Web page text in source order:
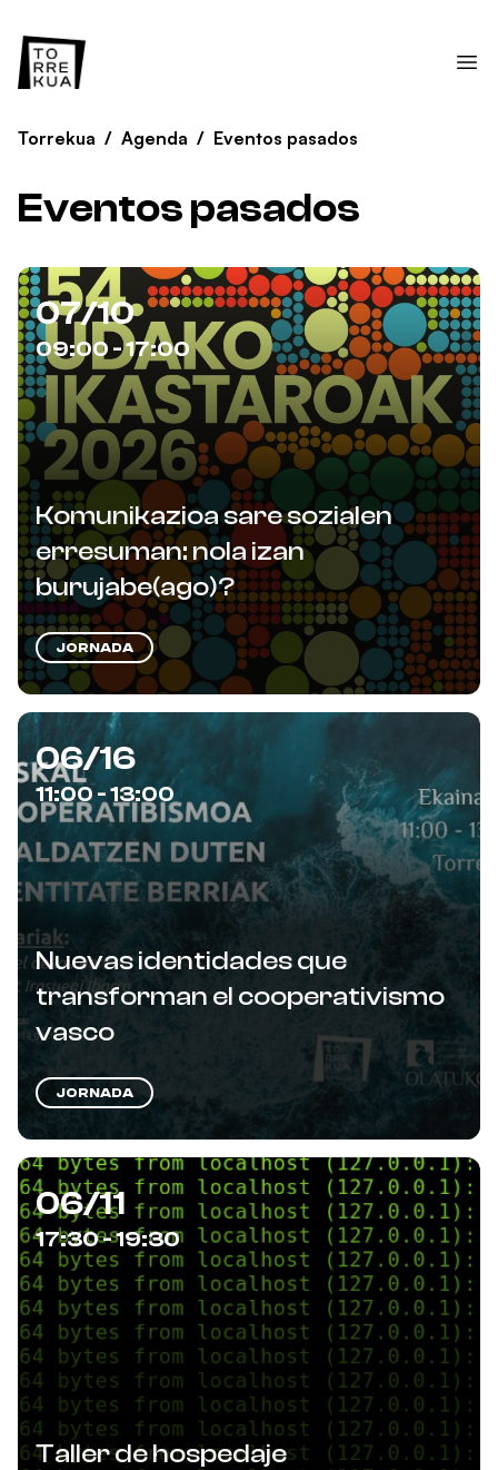
Torrekua / Agenda / Eventos pasados
Eventos pasados
07/10
09:00 - 17:00
Komunikazioa sare sozialen
erresuman: nola izan
burujabe(ago)?
JORNADA
06/16
11:00 - 13:00
Nuevas identidades que
transforman el cooperativismo
vasco
JORNADA
06/11
17:30 - 19:30
Taller de hospedaje